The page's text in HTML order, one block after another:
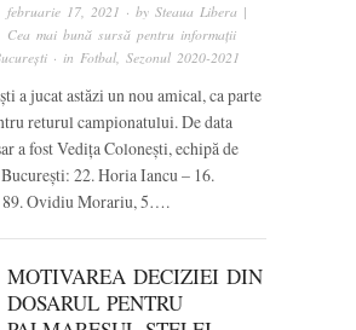
februarie 17, 2021 · bySteaua Libera |
Cea mai bună sursă pentru informații
· in Fotbal Sezonul 2020-2021
a jucat astăzi un nou amical, ca parte
returul campionatului. De data
a fost Vedița Colonești, echipă de
22. Horia Iancu – 16.
Ovidiu Morariu, 5….
MOTIVAREA DECIZIEI DIN
DOSARUL PENTRU